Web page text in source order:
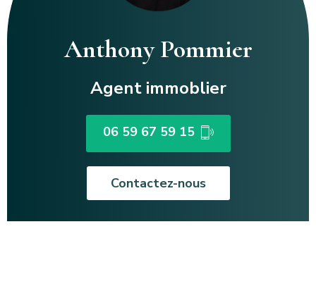
Anthony Pommier
Agent immoblier
06 59 67 59 15
Contactez-nous